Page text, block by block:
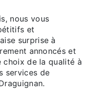
nous vous
et
surprise à
annoncés et
choix de la qualité à
services de